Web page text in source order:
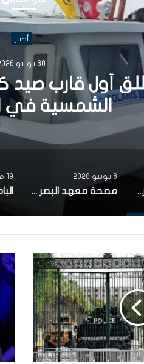
أخبار
30 يونيو 2026
أول قارب صيد
الشمسية في
تونس تطلق أول قارب صيد كهربائي يعمل بالطاقة الشمسية في المتوسط
3 يونيو 2026
مصحة معهد البصر والشبكية بالبحيرة 1 تقوم باجراء اكثر من 50 عملية جراحية لازالة الماء الابيض مجانا لفائدة عدد من اهالي قفصة
19 مايو 2026